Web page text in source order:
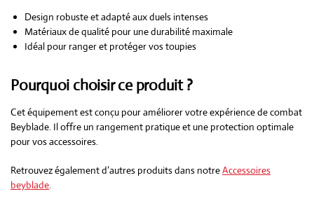
Design robuste et adapté aux duels intenses
Matériaux de qualité pour une durabilité maximale
Idéal pour ranger et protéger vos toupies
Pourquoi choisir ce produit ?
Cet équipement est conçu pour améliorer votre expérience de combat
Beyblade. Il offre un rangement pratique et une protection optimale
pour vos accessoires.
Retrouvez également d’autres produits dans notreAccessoires
beyblade